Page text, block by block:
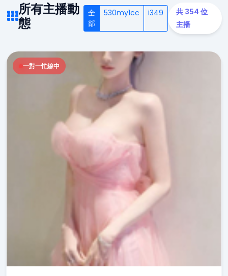
所有主播動
態
全
部
530my1cc i349
共 354 位
主播
一對一忙線中